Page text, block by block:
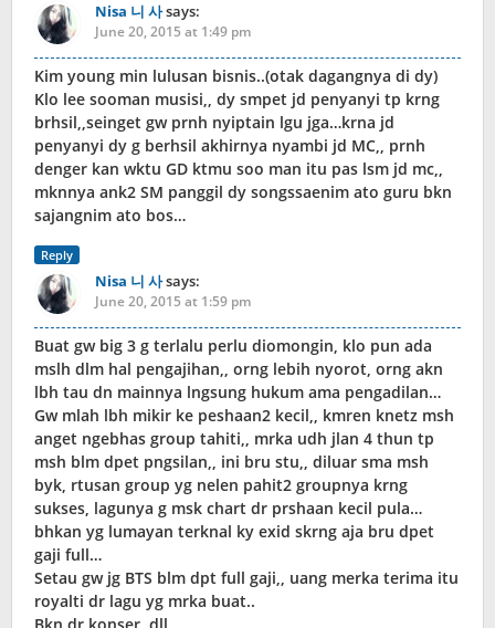
Nisa 니 사says:
June 20, 2015 at 1:49 pm
Kim young min lulusan bisnis..(otak dagangnya di dy)
Klo lee sooman musisi,, dy smpet jd penyanyi tp krng
brhsil,,seinget gw prnh nyiptain lgu jga…krna jd
penyanyi dy g berhsil akhirnya nyambi jd MC,, prnh
denger kan wktu GD ktmu soo man itu pas lsm jd mc,,
mknnya ank2 SM panggil dy songssaenim ato guru bkn
sajangnim ato bos…
Reply
Nisa 니 사says:
June 20, 2015 at 1:59 pm
Buat gw big 3 g terlalu perlu diomongin, klo pun ada
mslh dlm hal pengajihan,, orng lebih nyorot, orng akn
lbh tau dn mainnya lngsung hukum ama pengadilan…
Gw mlah lbh mikir ke peshaan2 kecil,, kmren knetz msh
anget ngebhas group tahiti,, mrka udh jlan 4 thun tp
msh blm dpet pngsilan,, ini bru stu,, diluar sma msh
byk, rtusan group yg nelen pahit2 groupnya krng
sukses, lagunya g msk chart dr prshaan kecil pula…
bhkan yg lumayan terknal ky exid skrng aja bru dpet
gaji full…
Setau gw jg BTS blm dpt full gaji,, uang merka terima itu
royalti dr lagu yg mrka buat..